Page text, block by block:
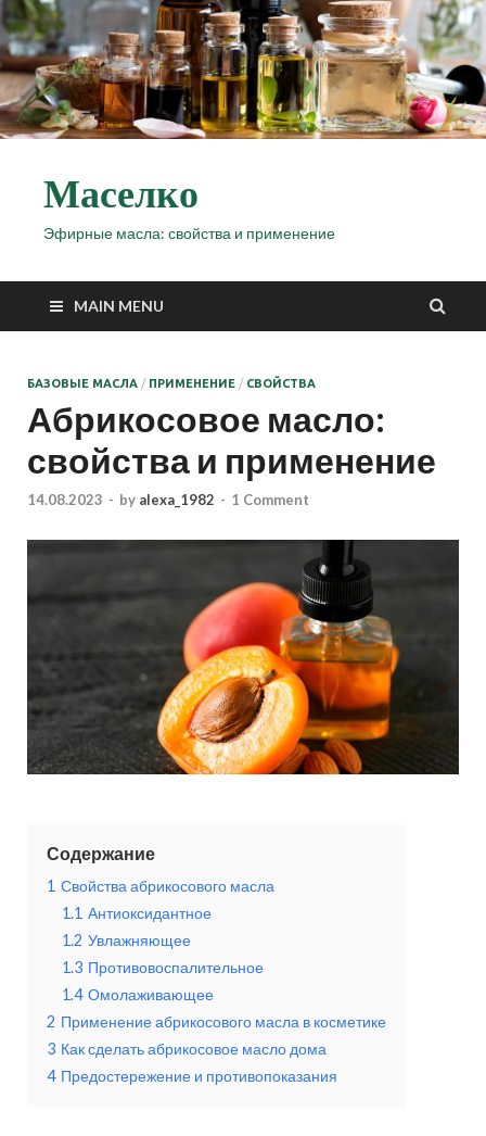
Маселко
Эфирные масла: свойства и применение
MAIN MENU
БАЗОВЫЕ МАСЛА / ПРИМЕНЕНИЕ / СВОЙСТВА
Абрикосовое масло:
свойства и применение
14.08.2023 - by alexa_1982 - 1 Comment
Содержание
1 Свойства абрикосового масла
1.1 Антиоксидантное
1.2 Увлажняющее
1.3 Противовоспалительное
1.4 Омолаживающее
2 Применение абрикосового масла в косметике
3 Как сделать абрикосовое масло дома
4 Предостережение и противопоказания